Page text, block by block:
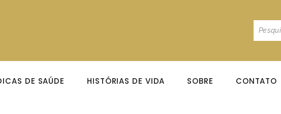
DE SAÚDE HISTÓRIAS DE VIDA SOBRE CONTATO